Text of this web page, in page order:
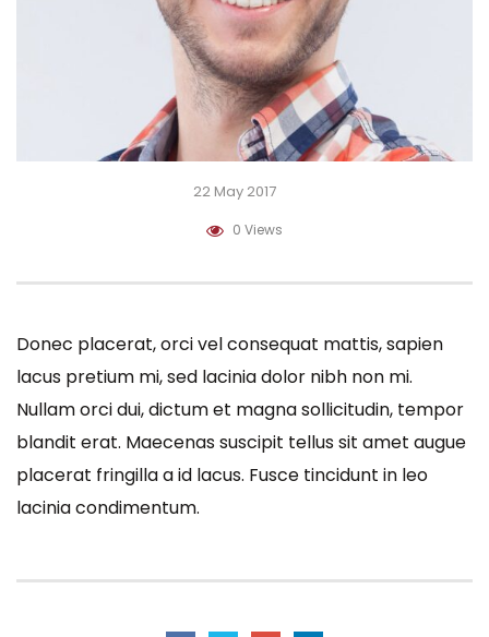
22 May 2017
0 Views
Donec placerat, orci vel consequat mattis, sapien
lacus pretium mi, sed lacinia dolor nibh non mi.
Nullam orci dui, dictum et magna sollicitudin, tempor
blandit erat. Maecenas suscipit tellus sit amet augue
placerat fringilla a id lacus. Fusce tincidunt in leo
lacinia condimentum.